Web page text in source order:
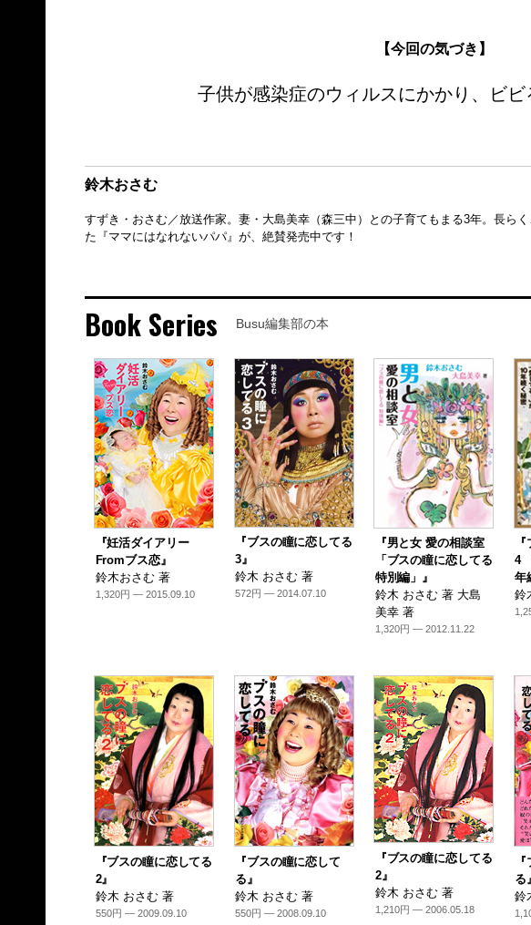
【今回の気づき】
子供が感染症のウィルスにかかり、ビ
鈴木おさむ
すずき・おさむ／放送作家。妻・大島美幸（森三中）との子育てもまる3年。長ら
た『ママにはなれないパパ』が、絶賛発売中です！
Book Series Busu編集部の本
『妊活ダイアリー
Fromブス恋』
鈴木おさむ 著
1,320円 — 2015.09.10
『ブスの瞳に恋してる
3』
鈴木 おさむ 著
572円 — 2014.07.10
『男と女 愛の相談室
「ブスの瞳に恋してる
特別編」』
鈴木 おさむ 著 大島
美幸 著
1,320円 — 2012.11.22
4
年
鈴
『ブスの瞳に恋してる
2』
鈴木 おさむ 著
550円 — 2009.09.10
『ブスの瞳に恋して
る』
鈴木 おさむ 著
550円 — 2008.09.10
『ブスの瞳に恋してる
2』
鈴木 おさむ 著
1,210円 — 2006.05.18
る』
鈴